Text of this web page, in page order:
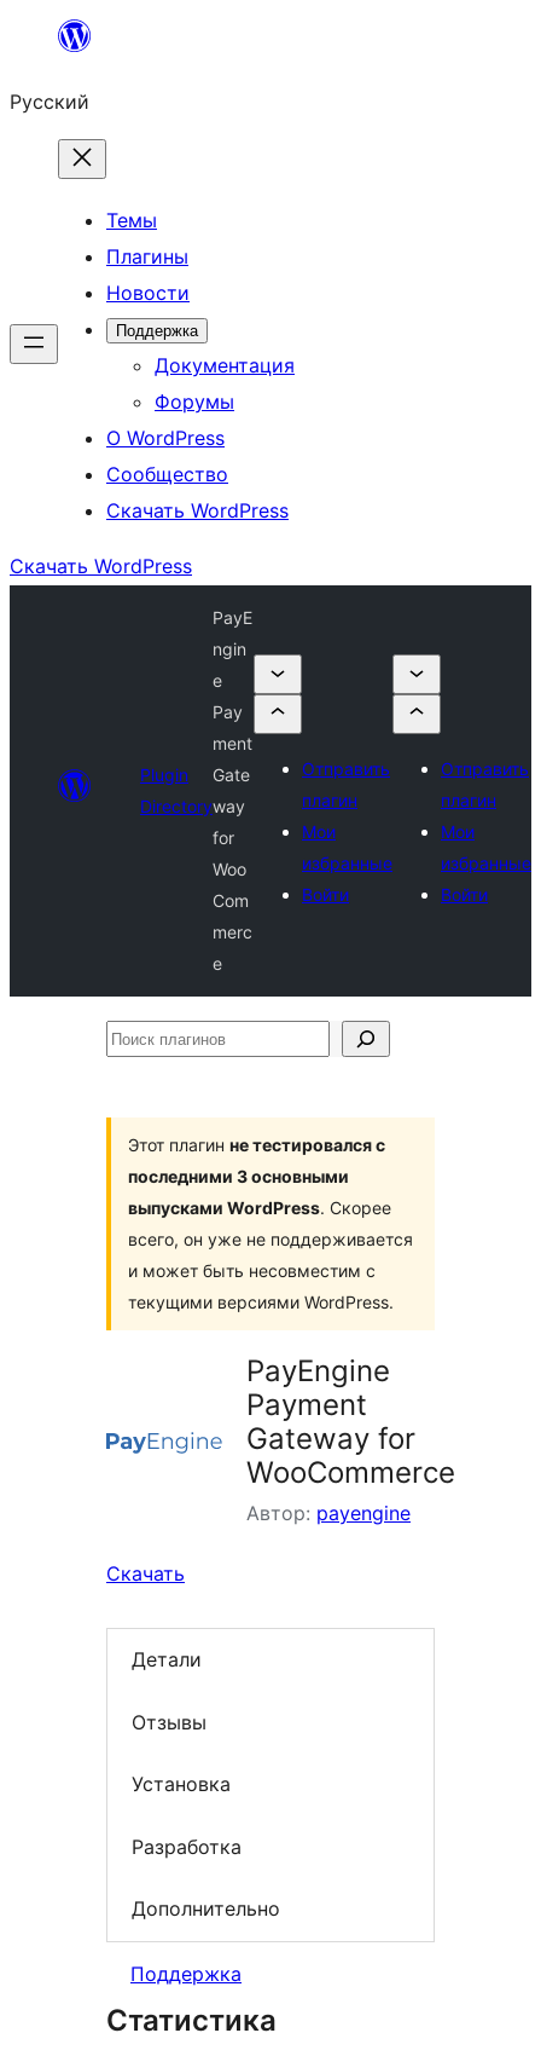
Перейти
содержимому
Русский
Темы
Плагины
Новости
Поддержка
Документация
Форумы
О WordPress
Сообщество
Скачать WordPress
Скачать WordPress
Plugin
Directory
PayE
ngin
e
Pay
ment
Gate
way
for
Woo
Com
merc
e
Отправить
плагин
Мои
избранные
Войти
Отправить
плагин
Мои
избранные
Войти
Поиск
Этот плагин не тестировался с
последними 3 основными
выпусками WordPress. Скорее
всего, он уже не поддерживается
и может быть несовместим с
текущими версиями WordPress.
PayEngine
Payment
Gateway for
WooCommerce
Автор: payengine
Скачать
Детали
Отзывы
Установка
Разработка
Дополнительно
Поддержка
Статистика